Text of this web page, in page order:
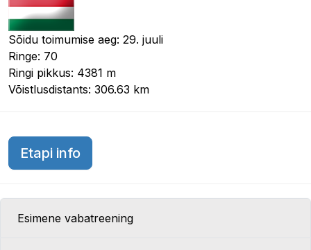
Sõidu toimumise aeg: 29. juuli
Ringe: 70
Ringi pikkus: 4381 m
Võistlusdistants: 306.63 km
Etapi infoUngari GP 2018
Esimene vabatreening